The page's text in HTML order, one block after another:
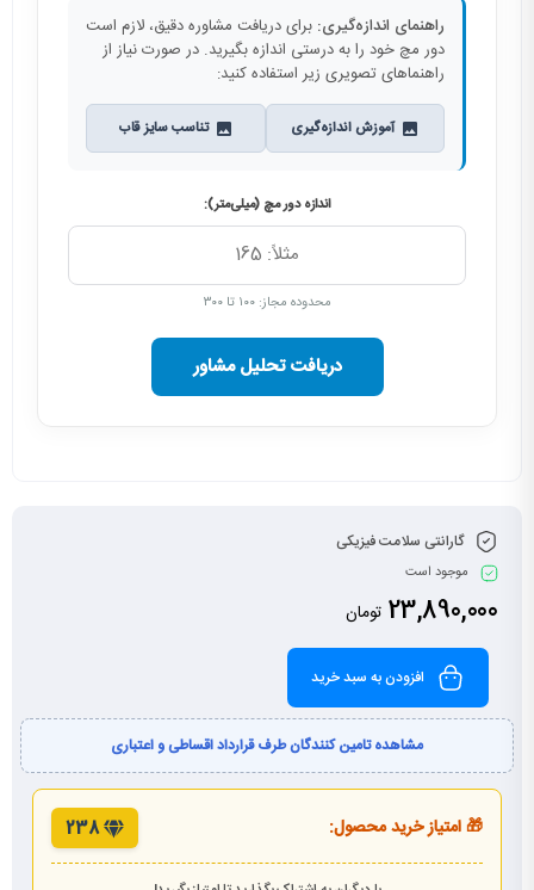
راهنمای اندازه‌گیری: برای دریافت مشاوره دقیق، لازم است
دور مچ خود را به درستی اندازه بگیرید. در صورت نیاز از
راهنماهای تصویری زیر استفاده کنید:
آموزش اندازه‌گیری تناسب سایز قاب
اندازه دور مچ (میلی‌متر):
محدوده مجاز: ۱۰۰ تا ۳۰۰
دریافت تحلیل مشاور
گارانتی سلامت فیزیکی
موجود است
23,890,000 تومان
افزودن به سبد خرید
مشاهده تامین کنندگان طرف قرارداد اقساطی و اعتباری
🎁 امتیاز خرید محصول: 238